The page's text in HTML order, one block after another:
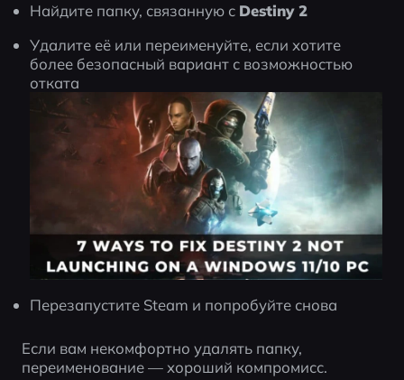
Найдите папку, связанную с Destiny 2
Удалите её или переименуйте, если хотите
более безопасный вариант с возможностью
отката
Перезапустите Steam и попробуйте снова
Если вам некомфортно удалять папку,
переименование — хороший компромисс.